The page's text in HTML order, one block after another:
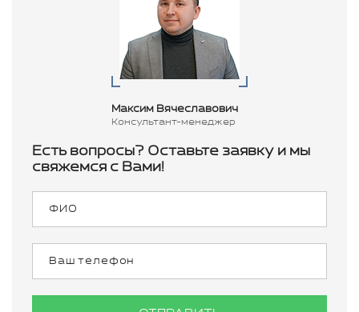
Максим Вячеславович
Консультант-менеджер
Есть вопросы? Оставьте заявку и мы
свяжемся с Вами!